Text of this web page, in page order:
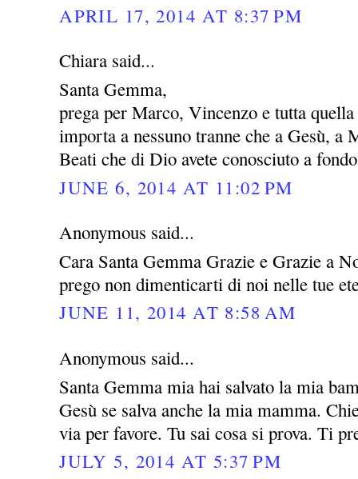
APRIL 17, 2014 AT 8:37 PM
Chiara said...
Santa Gemma,
prega per Marco, Vincenzo e tutta
importa a nessuno tranne che a Gesù, a
Beati che di Dio avete conosciuto a
JUNE 6, 2014 AT 11:02 PM
Anonymous said...
Cara Santa Gemma Grazie e Grazie a
prego non dimenticarti di noi nelle tue
JUNE 11, 2014 AT 8:58 AM
Anonymous said...
Santa Gemma mia hai salvato la mia
Gesù se salva anche la mia mamma.
via per favore. Tu sai cosa si prova. Ti
JULY 5, 2014 AT 5:37 PM